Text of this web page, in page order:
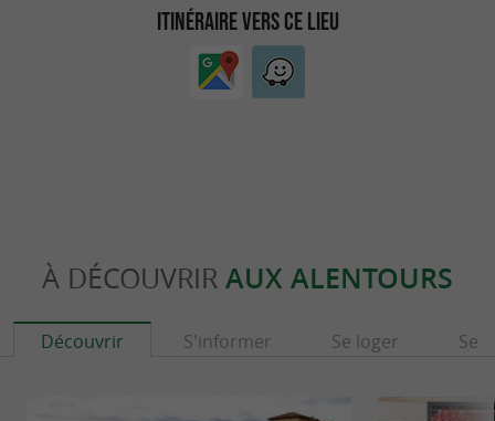
ITINÉRAIRE VERS CE LIEU
À DÉCOUVRIR AUX ALENTOURS
Découvrir S'informer Se loger Se